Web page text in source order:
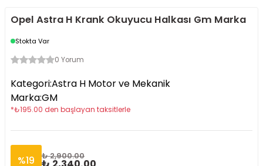
Opel Astra H Krank Okuyucu Halkası Gm Marka
Stokta Var
0 Yorum
Kategori:Astra H Motor ve Mekanik
Marka:GM
*₺195.00 den başlayan taksitlerle
%19 ₺ 2,900.00